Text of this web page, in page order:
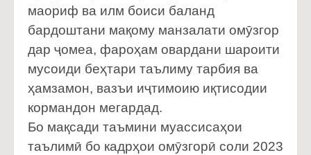
маориф ва илм боиси баланд
бардоштани мақому манзалати омӯзгор
дар ҷомеа, фароҳам овардани шароити
мусоиди беҳтари таълиму тарбия ва
ҳамзамон, вазъи иҷтимоию иқтисодии
кормандон мегардад.
Бо мақсади таъмини муассисаҳои
таълимӣ бо кадрҳои омӯзгорӣ соли 2023